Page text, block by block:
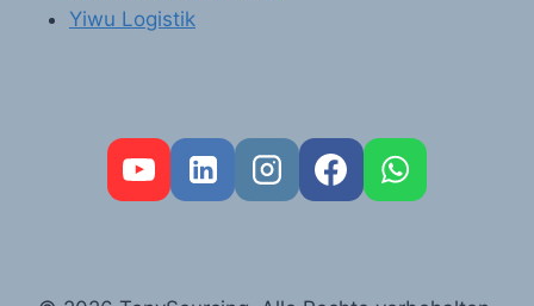
Yiwu Logistik